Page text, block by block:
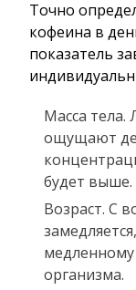
Точно
кофеина в
показатель
Масса
ощущают
будет выше.
Возраст. С
организма.